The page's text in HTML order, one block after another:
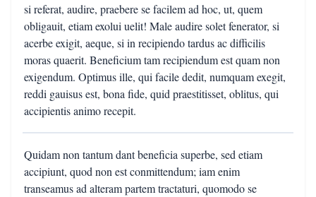
si referat, audire, praebere se facilem ad hoc, ut, quem
obligauit, etiam exolui uelit! Male audire solet fenerator, si
acerbe exigit, aeque, si in recipiendo tardus ac difficilis
moras quaerit. Beneficium tam recipiendum est quam non
exigendum. Optimus ille, qui facile dedit, numquam exegit,
reddi gauisus est, bona fide, quid praestitisset, oblitus, qui
accipientis animo recepit.
Quidam non tantum dant beneficia superbe, sed etiam
accipiunt, quod non est conmittendum; iam enim
transeamus ad alteram partem tractaturi, quomodo se